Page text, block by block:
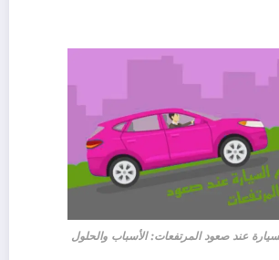
عند صعود المرتفعات: الأسباب والحلول